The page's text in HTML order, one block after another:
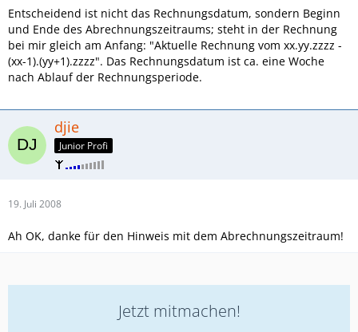
Entscheidend ist nicht das Rechnungsdatum, sondern Beginn
und Ende des Abrechnungszeitraums; steht in der Rechnung
bei mir gleich am Anfang: "Aktuelle Rechnung vom xx.yy.zzzz -
(xx-1).(yy+1).zzzz". Das Rechnungsdatum ist ca. eine Woche
nach Ablauf der Rechnungsperiode.
djie
Junior Profi
19. Juli 2008
Ah OK, danke für den Hinweis mit dem Abrechnungszeitraum!
Jetzt mitmachen!